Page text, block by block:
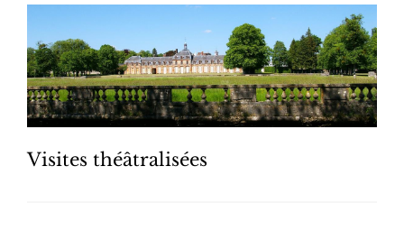
Visites théâtralisées